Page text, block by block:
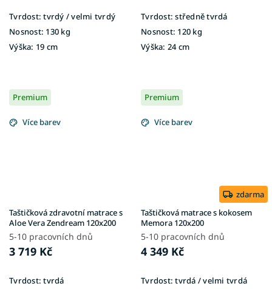
Tvrdost: tvrdý / velmi tvrdý
Nosnost: 130 kg
Výška: 19 cm
Tvrdost: středně tvrdá
Nosnost: 120 kg
Výška: 24 cm
Premium
Více barev
Taštičková zdravotní matrace s
Aloe Vera Zendream 120x200
5-10 pracovních dnů
3 719 Kč
Tvrdost: tvrdá
Premium
Více barev
zdarma
Taštičková matrace s kokosem
Memora 120x200
5-10 pracovních dnů
4 349 Kč
Tvrdost: tvrdá / velmi tvrdá